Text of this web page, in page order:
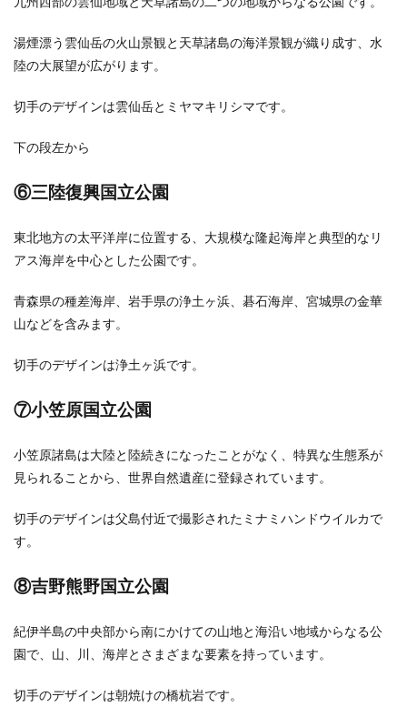
湯煙漂う雲仙岳の火山景観と天草諸島の海洋景観が織り成す、水
陸の大展望が広がります。
切手のデザインは雲仙岳とミヤマキリシマです。
下の段左から
⑥三陸復興国立公園
東北地方の太平洋岸に位置する、大規模な隆起海岸と典型的なリ
アス海岸を中心とした公園です。
青森県の種差海岸、岩手県の浄土ヶ浜、碁石海岸、宮城県の金華
山などを含みます。
切手のデザインは浄土ヶ浜です。
⑦小笠原国立公園
小笠原諸島は大陸と陸続きになったことがなく、特異な生態系が
見られることから、世界自然遺産に登録されています。
切手のデザインは父島付近で撮影されたミナミハンドウイルカで
す。
⑧吉野熊野国立公園
紀伊半島の中央部から南にかけての山地と海沿い地域からなる公
園で、山、川、海岸とさまざまな要素を持っています。
切手のデザインは朝焼けの橋杭岩です。